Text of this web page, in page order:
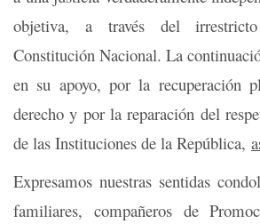
objetiva, a través del
Constitución Nacional. La
en su apoyo, por la recuperación
derecho y por la reparación del
de las Instituciones de la República,
Expresamos nuestras sentidas
familiares, compañeros de